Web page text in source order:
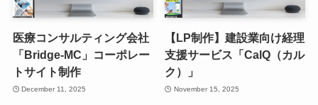
医療コンサルティング会社
「Bridge-MC」コーポレー
トサイト制作
December 11, 2025
【LP制作】建設業向け経理
支援サービス「CalQ（カル
ク）」
November 15, 2025